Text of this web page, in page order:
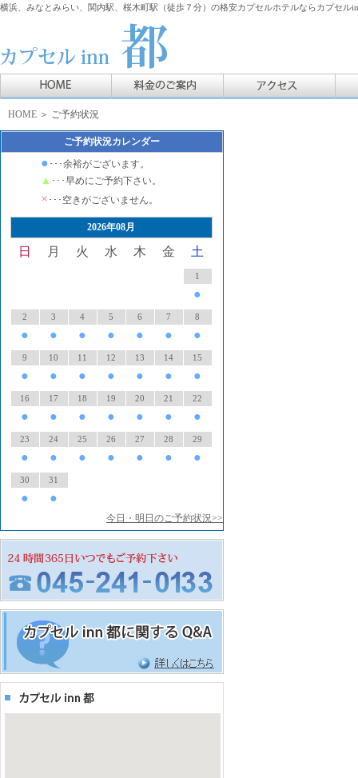
横浜、みなとみらい、関内駅、桜木町駅（徒歩７分）の格安カプセルホテルならカプセル
HOME ＞ ご予約状況
ご予約状況カレンダー
● ･･･余裕がございます。
▲ ･･･早めにご予約下さい。
× ･･･空きがございません。
2026年08月
日 月 火 水 木 金 土
1
●
2
●
3
●
4
●
5
●
6
●
7
●
8
●
9
●
10
●
11
●
12
●
13
●
14
●
15
●
16
●
17
●
18
●
19
●
20
●
21
●
22
●
23
●
24
●
25
●
26
●
27
●
28
●
29
●
30
●
31
●
今日・明日のご予約状況>>